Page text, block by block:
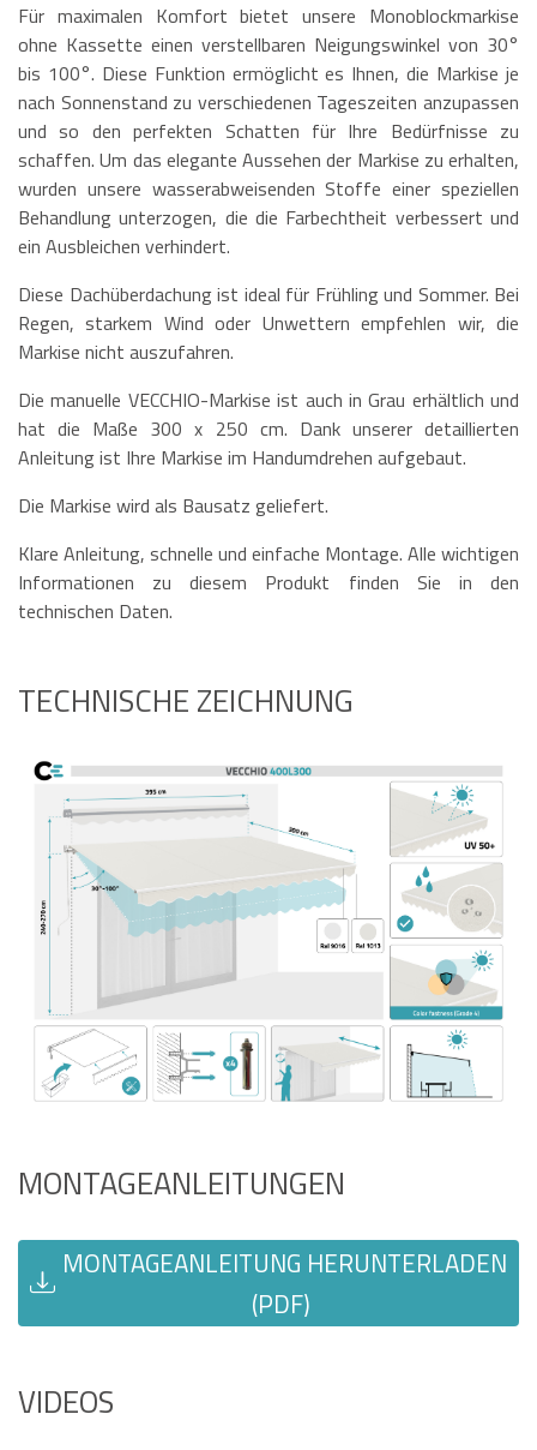
Für maximalen Komfort bietet unsere Monoblockmarkise
ohne Kassette einen verstellbaren Neigungswinkel von 30°
bis 100°. Diese Funktion ermöglicht es Ihnen, die Markise je
nach Sonnenstand zu verschiedenen Tageszeiten anzupassen
und so den perfekten Schatten für Ihre Bedürfnisse zu
schaffen. Um das elegante Aussehen der Markise zu erhalten,
wurden unsere wasserabweisenden Stoffe einer speziellen
Behandlung unterzogen, die die Farbechtheit verbessert und
ein Ausbleichen verhindert.
Diese Dachüberdachung ist ideal für Frühling und Sommer. Bei
Regen, starkem Wind oder Unwettern empfehlen wir, die
Markise nicht auszufahren.
Die manuelle VECCHIO-Markise ist auch in Grau erhältlich und
hat die Maße 300 x 250 cm. Dank unserer detaillierten
Anleitung ist Ihre Markise im Handumdrehen aufgebaut.
Die Markise wird als Bausatz geliefert.
Klare Anleitung, schnelle und einfache Montage. Alle wichtigen
Informationen zu diesem Produkt finden Sie in den
technischen Daten.
TECHNISCHE ZEICHNUNG
MONTAGEANLEITUNGEN
MONTAGEANLEITUNG HERUNTERLADEN
(PDF)
VIDEOS